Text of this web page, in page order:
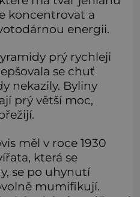
koncentrovat a
energii.
prý rychleji
se chuť
nekazily. Byliny
prý větší moc,
měl v roce 1930
která se
se po uhynutí
mumifikují.